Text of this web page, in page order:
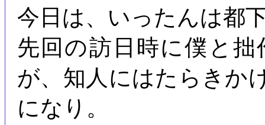
今日は、いったんは都
先回の訪日時に僕と
が、知人にはたらきか
になり。